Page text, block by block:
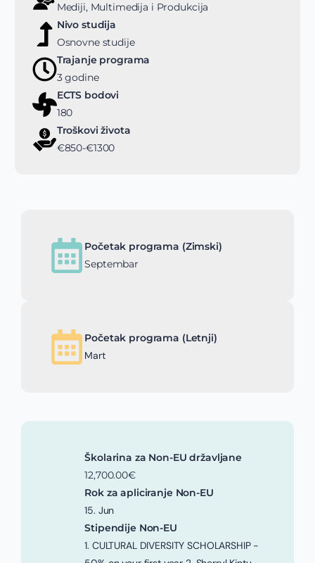
Mediji, Multimedija i Produkcija
Nivo studija
Osnovne studije
Trajanje programa
3 godine
ECTS bodovi
180
Troškovi života
€850-€1300
Početak programa (Zimski)
Septembar
Početak programa (Letnji)
Mart
Školarina za Non-EU državljane
12,700.00€
Rok za apliciranje Non-EU
15. Jun
Stipendije Non-EU
1. CULTURAL DIVERSITY SCHOLARSHIP -